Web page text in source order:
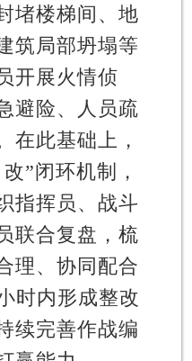
堵楼梯间、地
筑局部坍塌等
开展火情侦
避险、人员疏
在此基础上，
”闭环机制，
指挥员、战斗
联合复盘，梳
理、协同配合
时内形成整改
续完善作战编